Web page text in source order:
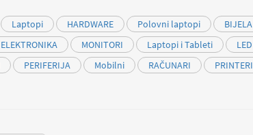
Laptopi HARDWARE Polovni laptopi
ELEKTRONIKA MONITORI Laptopi i Tableti
PERIFERIJA Mobilni RAČUNARI PRINTERI